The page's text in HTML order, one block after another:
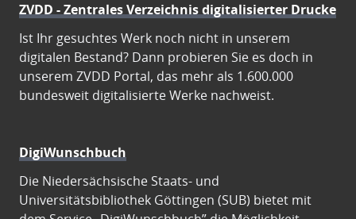
ZVDD - Zentrales Verzeichnis digitalisierter Drucke
Ist Ihr gesuchtes Werk noch nicht in unserem
digitalen Bestand? Dann probieren Sie es doch in
unserem ZVDD Portal, das mehr als 1.600.000
bundesweit digitalisierte Werke nachweist.
DigiWunschbuch
Die Niedersächsische Staats- und
Universitätsbibliothek Göttingen (SUB) bietet mit